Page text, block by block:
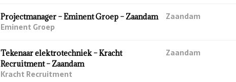
Projectmanager – Eminent Groep – Zaandam
Eminent Groep
Zaandam
Tekenaar elektrotechniek – Kracht
Recruitment – Zaandam
Kracht Recruitment
Zaandam